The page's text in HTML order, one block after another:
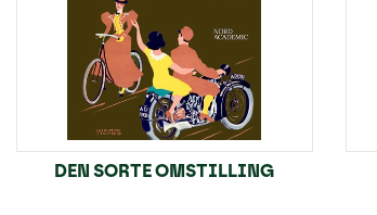
DEN SORTE OMSTILLING